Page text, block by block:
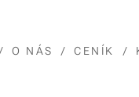
O NÁS CENÍK